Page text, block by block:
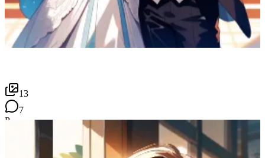
13
7
P